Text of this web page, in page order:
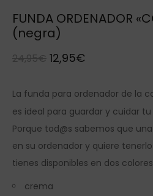
FUNDA ORDENADOR
(negra)
24,95€ 12,95€
La funda para ordenador de la
es ideal para guardar y cuidar
Porque tod@s sabemos que
en su ordenador y quiere
tienes disponibles en dos
crema